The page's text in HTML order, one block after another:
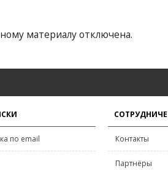
материалу отключена.
по email Контакты
Партнёры